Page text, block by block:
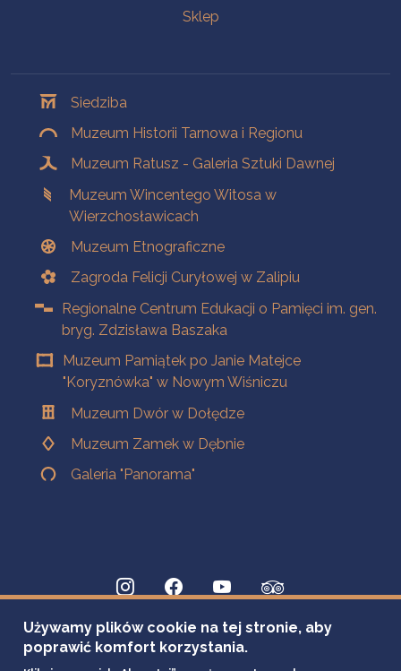
Sklep
Siedziba
Muzeum Historii Tarnowa i Regionu
Muzeum Ratusz - Galeria Sztuki Dawnej
Muzeum Wincentego Witosa w
Wierzchosławicach
Muzeum Etnograficzne
Zagroda Felicji Curyłowej w Zalipiu
Regionalne Centrum Edukacji o Pamięci im. gen.
bryg. Zdzisława Baszaka
Muzeum Pamiątek po Janie Matejce
"Koryznówka" w Nowym Wiśniczu
Muzeum Dwór w Dołędze
Muzeum Zamek w Dębnie
Galeria "Panorama"
Używamy plików cookie na tej stronie, aby
poprawić komfort korzystania.